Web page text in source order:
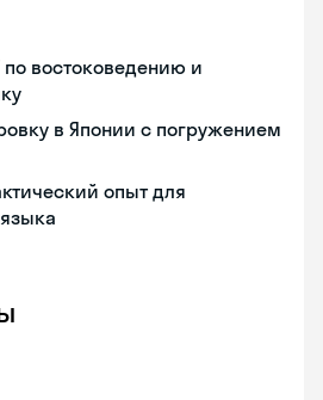
востоковедению и
в Японии с погружением
опыт для